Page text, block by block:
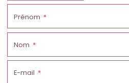
Prénom
Nom
E-mail